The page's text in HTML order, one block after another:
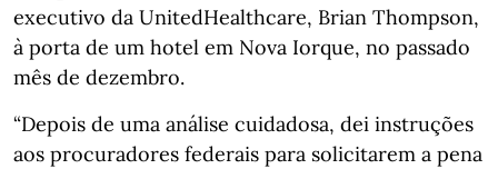
executivo da UnitedHealthcare, Brian Thompson,
à porta de um hotel em Nova Iorque, no passado
mês de dezembro.
“Depois de uma análise cuidadosa, dei instruções
aos procuradores federais para solicitarem a pena